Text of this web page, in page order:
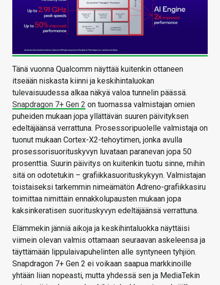
Tänä vuonna Qualcomm näyttää kuitenkin ottaneen
itseään niskasta kiinni ja keskihintaluokan
tulevaisuudessa alkaa näkyä valoa tunnelin päässä.
Snapdragon 7+ Gen 2 on tuomassa valmistajan omien
puheiden mukaan jopa yllättävän suuren päivityksen
edeltäjäänsä verrattuna. Prosessoripuolelle valmistaja on
tuonut mukaan Cortex-X2-tehoytimen, jonka avulla
prosessorisuorituskyvyn luvataan paranevan jopa 50
prosenttia. Suurin päivitys on kuitenkin tuotu sinne, mihin
sitä on odotetukin – grafiikkasuorituskykyyn. Valmistajan
toistaiseksi tarkemmin nimeämätön Adreno-grafiikkasiru
toimittaa nimittäin ennakkolupausten mukaan jopa
kaksinkeratisen suorituskyvyn edeltäjäänsä verrattuna.
Elämmekin jänniä aikoja ja keskihintaluokka näyttäisi
viimein olevan valmis ottamaan seuraavan askeleensa ja
täyttämään lippulaivapuhelinten alle syntyneen tyhjiön.
Snapdragon 7+ Gen 2 ei voikaan saapua markkinoille
yhtään liian nopeasti, mutta yhdessä sen ja MediaTekin